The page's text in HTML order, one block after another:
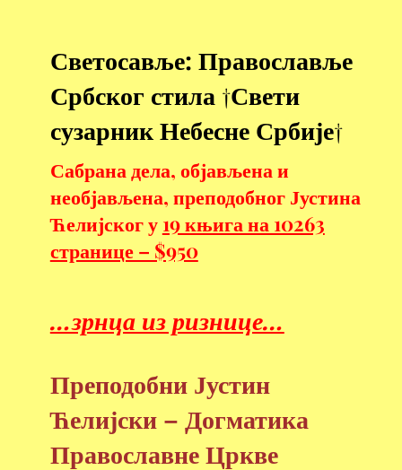
Светосавље: Православље
Србског стила †Свети
сузарник Небесне Србије†
Сабрана дела, објављена и
необјављена, преподобног Јустина
Ћелијског у 19 књига на 10263
странице – $950
…зрнца из ризнице…
Преподобни Јустин
Ћелијски – Догматика
Православне Цркве